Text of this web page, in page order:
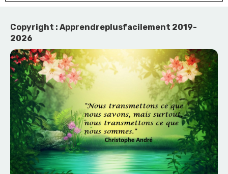
Copyright : Apprendreplusfacilement 2019-
2026